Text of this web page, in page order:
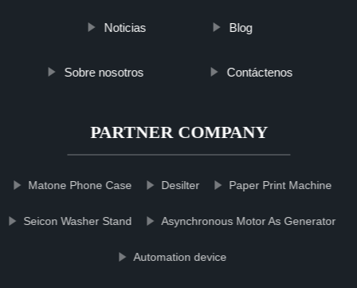
Noticias Blog
Sobre nosotros Contáctenos
PARTNER COMPANY
Matone Phone Case Desilter Paper Print Machine
Seicon Washer Stand Asynchronous Motor As Generator
Automation device